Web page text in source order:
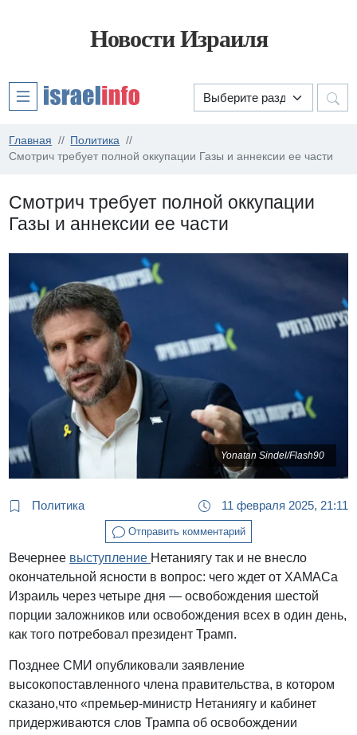
Новости Израиля
Главная
Политика
Смотрич требует полной оккупации Газы и аннексии ее части
Смотрич требует полной оккупации
Газы и аннексии ее части
Yonatan Sindel/Flash90
Политика 11 февраля 2025, 21:11
Отправить комментарий
Вечернее выступление Нетаниягу так и не внесло
окончательной ясности в вопрос: чего ждет от ХАМАСа
Израиль через четыре дня — освобождения шестой
порции заложников или освобождения всех в один день,
как того потребовал президент Трамп.
Позднее СМИ опубликовали заявление
высокопоставленного члена правительства, в котором
сказано,что «премьер-министр Нетаниягу и кабинет
придерживаются слов Трампа об освобождении